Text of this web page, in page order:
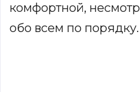
комфортной,
обо всем по порядку.